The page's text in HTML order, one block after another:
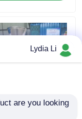
اتصل بنا
طلب اقتباس
Lydia Li
are you looking